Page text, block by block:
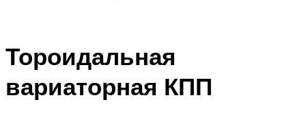
Тороидальная
вариаторная КПП